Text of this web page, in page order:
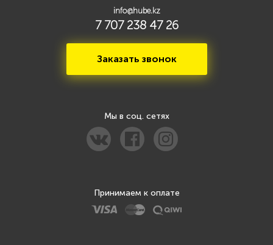
info@hube.kz
7 707 238 47 26
Заказать звонок
Мы в соц. сетях
Принимаем к оплате